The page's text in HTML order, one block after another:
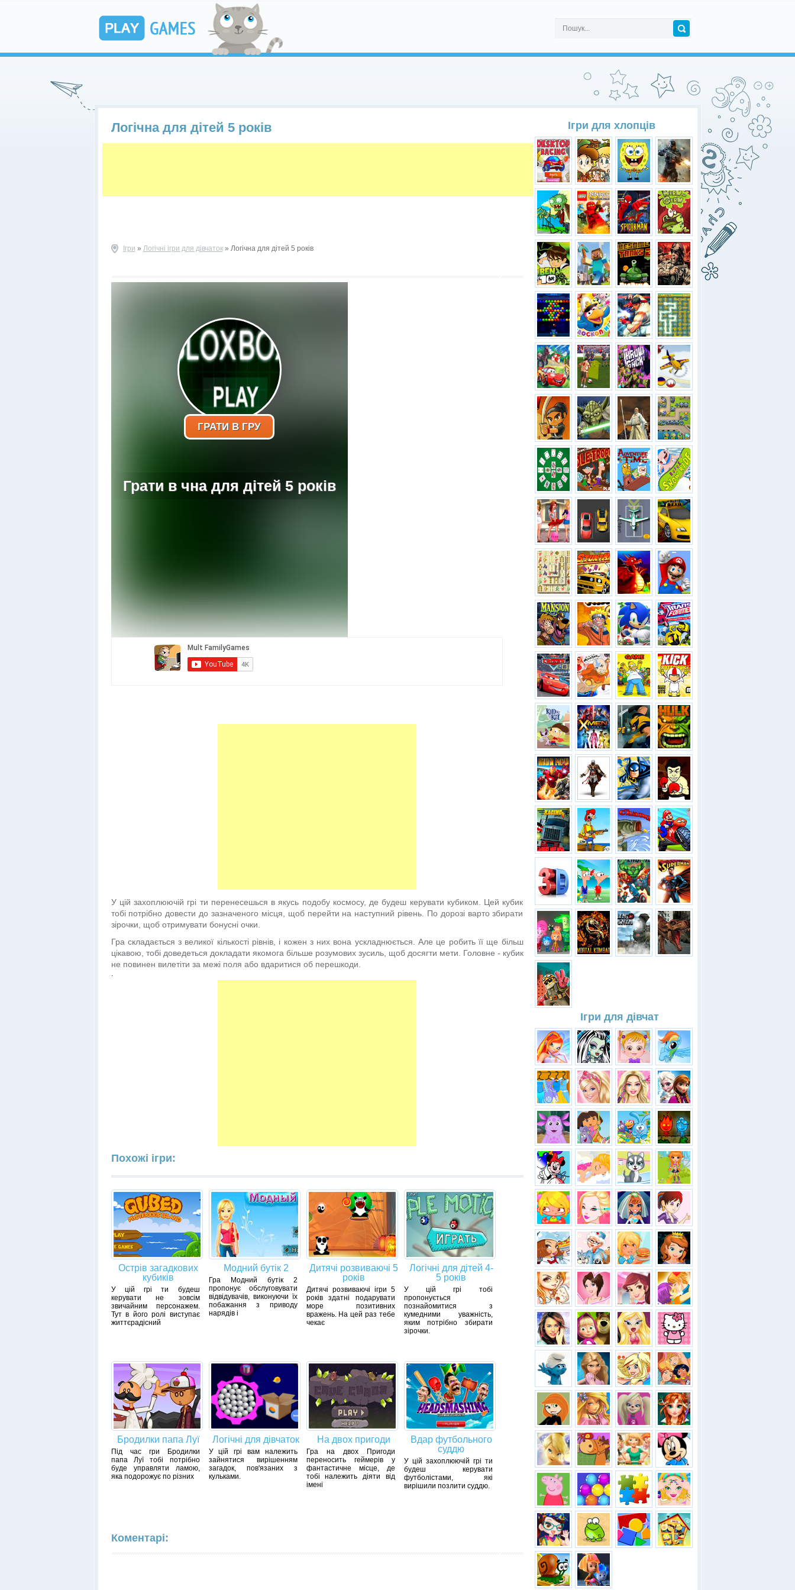
Логічна для дітей 5 років
Ігри » Логічні ігри для дівчаток» Логічна для дітей 5 років
ГРАТИ В ГРУ
Грати в чна для дітей 5 років
У цій захоплюючій грі ти перенесешься в якусь подобу космосу, де будеш керувати кубиком. Цей кубик
тобі потрібно довести до зазначеного місця, щоб перейти на наступний рівень. По дорозі варто збирати
зірочки, щоб отримувати бонусні очки.
Гра складається з великої кількості рівнів, і кожен з них вона ускладнюється. Але це робить її ще більш
цікавою, тобі доведеться докладати якомога більше розумових зусиль, щоб досягти мети. Головне - кубик
не повинен вилетіти за межі поля або вдаритися об перешкоди.
.
Похожі ігри:
Острів загадкових
кубиків
У цій грі ти будеш
керувати не зовсім
звичайним персонажем.
Тут в його ролі виступає
життєрадісний
Модний бутік 2
Гра Модний бутік 2
пропонує обслуговувати
відвідувачів, виконуючи їх
побажання з приводу
нарядів і
Дитячі розвиваючі 5
років
Дитячі розвиваючі ігри 5
років здатні подарувати
море позитивних
вражень. На цей раз тебе
чекає
Логічні для дітей 4-
5 років
У цій грі тобі
пропонується
познайомитися з
кумедними уважність,
яким потрібно збирати
зірочки.
Бродилки папа Луї
Під час гри Бродилки
папа Луї тобі потрібно
буде управляти ламою,
яка подорожує по різних
Логічні для дівчаток
У цій грі вам належить
зайнятися вирішенням
загадок, пов'язаних з
кульками.
На двох пригоди
Гра на двох Пригоди
переносить геймерів у
фантастичне місце, де
тобі належить діяти від
імені
Вдар футбольного
суддю
У цій захоплюючій грі ти
будеш керувати
футболістами, які
вирішили позлити суддю.
Коментарі:
Ігри для хлопців
Ігри для дівчат